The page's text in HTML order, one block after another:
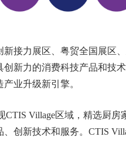
接力展区、粤贸全国展区、
创新力的消费科技产品和技
业升级新引擎。
CTIS Village区域，精选厨
、创新技术和服务。CTIS